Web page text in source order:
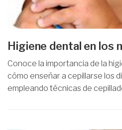
Higiene dental en los
Conoce la importancia de la
cómo enseñar a cepillarse los
empleando técnicas de